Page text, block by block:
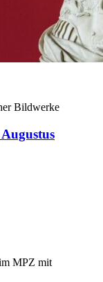
Bildwerke
MPZ mit